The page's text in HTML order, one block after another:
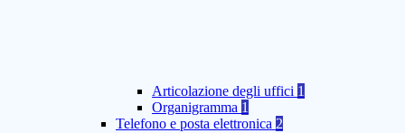
Articolazione degli uffici 1
Organigramma 1
Telefono e posta elettronica 2